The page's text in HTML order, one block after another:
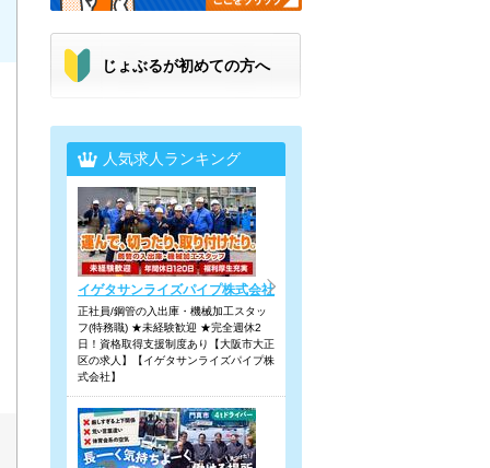
じょぶるが初めての方へ
人気求人ランキング
イゲタサンライズパイプ株式会社
正社員/鋼管の入出庫・機械加工スタッ
フ(特務職) ★未経験歓迎 ★完全週休2
日！資格取得支援制度あり【大阪市大正
区の求人】【イゲタサンライズパイプ株
式会社】